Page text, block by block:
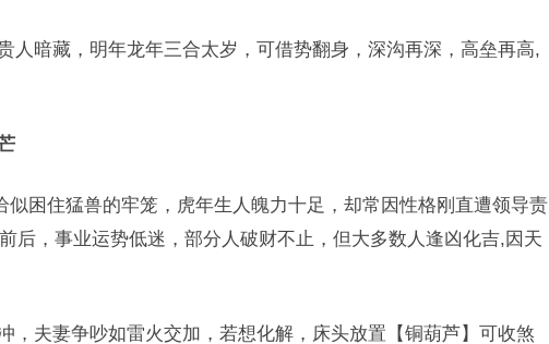
人暗藏，明年龙年三合太岁，可借势翻身，深沟再深，高垒再高,
似困住猛兽的牢笼，虎年生人魄力十足，却常因性格刚直遭领导责
后，事业运势低迷，部分人破财不止，但大多数人逢凶化吉,因天
，夫妻争吵如雷火交加，若想化解，床头放置【铜葫芦】可收煞